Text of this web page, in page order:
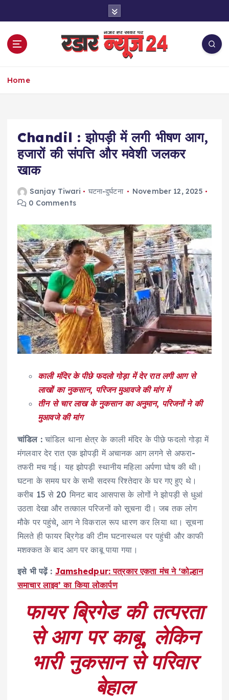
Home
Chandil : झोपड़ी में लगी भीषण आग,
हजारों की संपत्ति और मवेशी जलकर
खाक
Sanjay Tiwari घटना-दुर्घटना
November 12, 2025
0 Comments
काली मंदिर के पीछे फदलो गोड़ा में देर रात लगी आग से
लाखों का नुकसान, परिजन मुआवजे की मांग में
तीन से चार लाख के नुकसान का अनुमान, परिजनों ने की
मुआवजे की मांग
चांडिल :चांडिल थाना क्षेत्र के काली मंदिर के पीछे फदलो गोड़ा में
मंगलवार देर रात एक झोपड़ी में अचानक आग लगने से अफरा-
तफरी मच गई। यह झोपड़ी स्थानीय महिला अर्पणा घोष की थी।
घटना के समय घर के सभी सदस्य रिश्तेदार के घर गए हुए थे।
करीब 15 से 20 मिनट बाद आसपास के लोगों ने झोपड़ी से धुआं
उठता देखा और तत्काल परिजनों को सूचना दी। जब तक लोग
मौके पर पहुंचे, आग ने विकराल रूप धारण कर लिया था। सूचना
मिलते ही फायर ब्रिगेड की टीम घटनास्थल पर पहुंची और काफी
मशक्कत के बाद आग पर काबू पाया गया।
इसे भी पढ़ें : Jamshedpur: पत्रकार एकता मंच ने ‘कोल्हान
समाचार लाइव’ का किया लोकार्पण
फायर ब्रिगेड की तत्परता
से आग पर काबू, लेकिन
भारी नुकसान से परिवार
बेहाल